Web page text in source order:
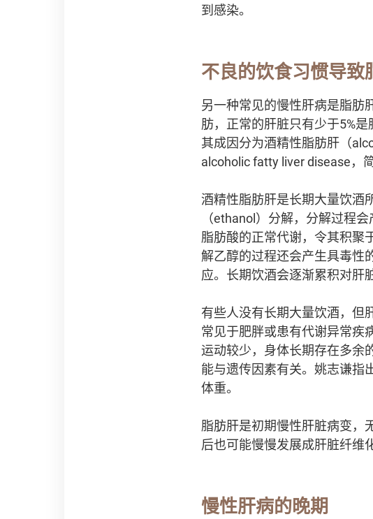
到感染。
不良的饮食习惯导致
另一种常见的慢性肝病是脂肪
肪，正常的肝脏只有少于5%
其成因分为酒精性脂肪肝（
alcoholic fatty liver disease，
酒精性脂肪肝是长期大量饮酒
（ethanol）分解，分解过程
脂肪酸的正常代谢，令其积聚
解乙醇的过程还会产生具毒性
应。长期饮酒会逐渐累积对肝
有些人没有长期大量饮酒，但
常见于肥胖或患有代谢异常疾
运动较少，身体长期存在多余
能与遗传因素有关。姚志谦指
体重。
脂肪肝是初期慢性肝脏病变，
后也可能慢慢发展成肝脏纤维
慢性肝病的晚期